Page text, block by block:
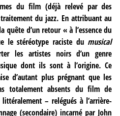
du film (déjà relevé par des
du jazz. En attribuant au
quête d’un retour « à l’essence du
le stéréotype raciste du musical
les artistes noirs d’un genre
dont ils sont à l’origine. Ce
d’autant plus prégnant que les
totalement absents du film de
– relégués à l’arrière-
(secondaire) incarné par John